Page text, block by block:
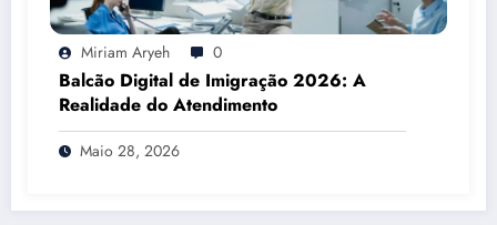
Miriam Aryeh 0
Balcão Digital de Imigração 2026: A
Realidade do Atendimento
Maio 28, 2026